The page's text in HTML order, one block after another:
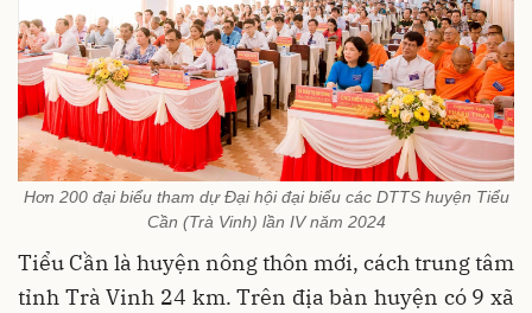
Hơn 200 đại biểu tham dự Đại hội đại biểu các DTTS huyện Tiểu
Cần (Trà Vinh) lần IV năm 2024
Tiểu Cần là huyện nông thôn mới, cách trung tâm
tỉnh Trà Vinh 24 km. Trên địa bàn huyện có 9 xã